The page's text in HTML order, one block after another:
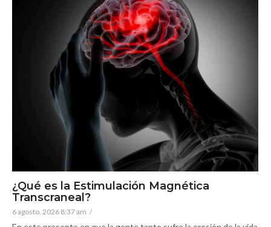
¿Qué es la Estimulación Magnética
Transcraneal?
6 agosto, 2026 8:37 am /